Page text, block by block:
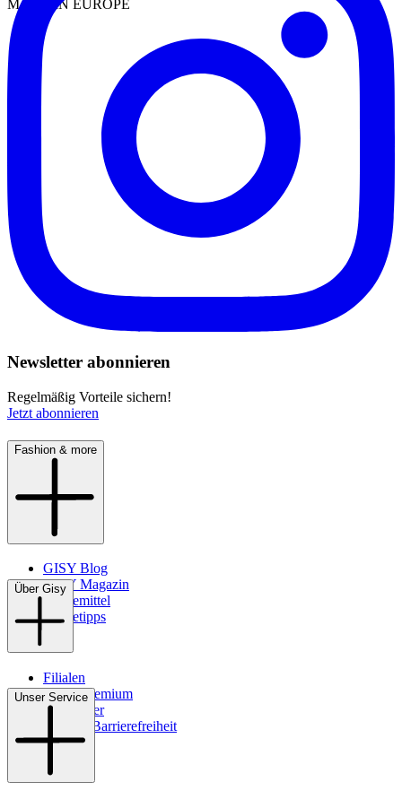
MADE IN EUROPE
Newsletter abonnieren
Regelmäßig Vorteile sichern!
Jetzt abonnieren
Fashion & more
GISY Blog
GISY Magazin
Pflegemittel
Pflegetipps
Über Gisy
Filialen
WMS-Premium
Newsletter
Digitale Barrierefreiheit
Unser Service